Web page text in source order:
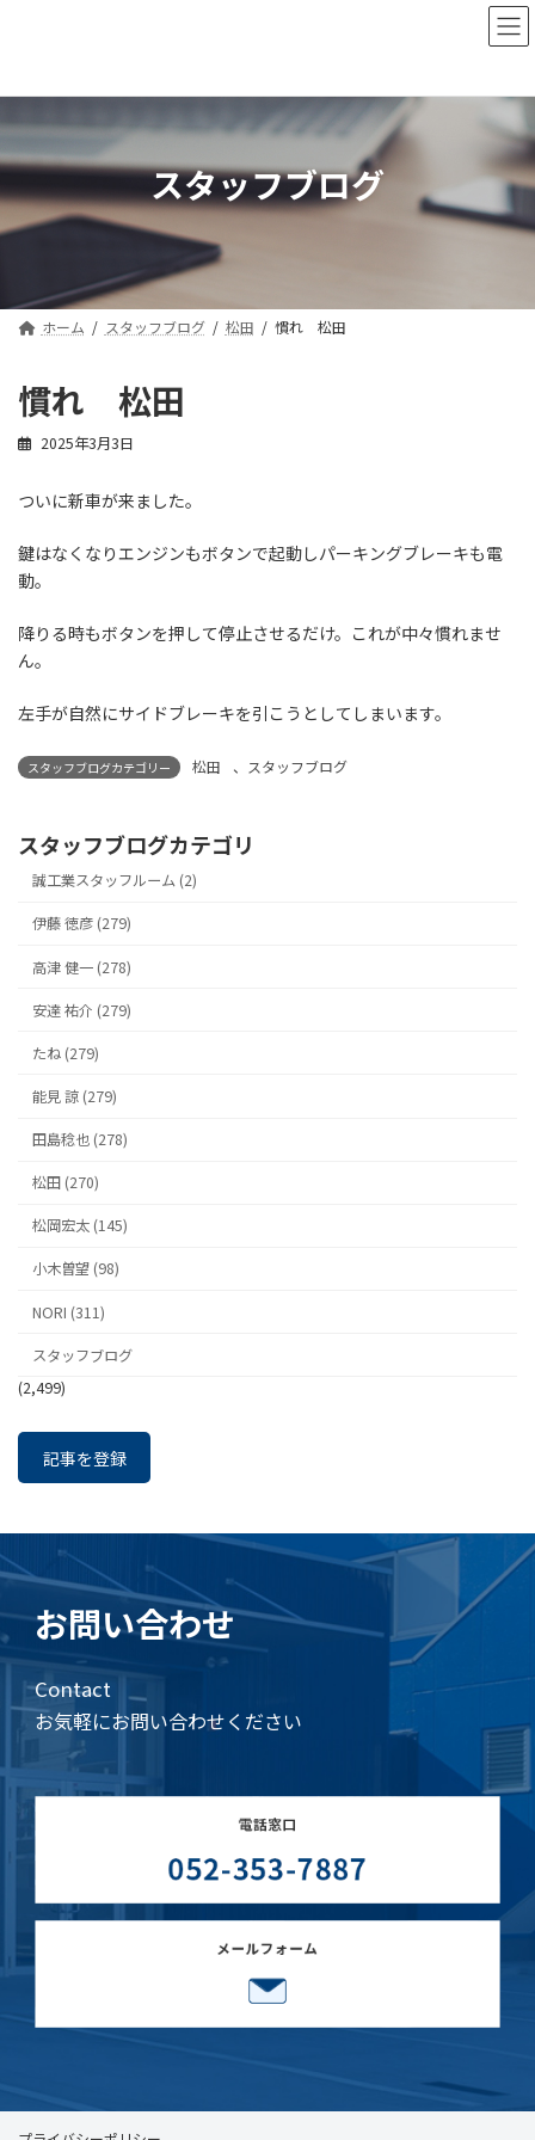
へ
ス
ッ
プ
ョ
ン
移
動
スタッフブログ
ホーム スタッフブログ 松田 慣れ 松田
慣れ 松田
2025年3月3日
ついに新車が来ました。
鍵はなくなりエンジンもボタンで起動しパーキングブレーキも電
動。
降りる時もボタンを押して停止させるだけ。これが中々慣れませ
ん。
左手が自然にサイドブレーキを引こうとしてしまいます。
スタッフブログカテゴリー 松田 、 スタッフブログ
スタッフブログカテゴリ
誠工業スタッフルーム (2)
伊藤 徳彦 (279)
高津 健一 (278)
安達 祐介 (279)
たね (279)
能見 諒 (279)
田島稔也 (278)
松田 (270)
松岡宏太 (145)
小木曽望 (98)
NORI (311)
スタッフブログ
(2,499)
記事を登録
お問い合わせ
Contact
お気軽にお問い合わせください